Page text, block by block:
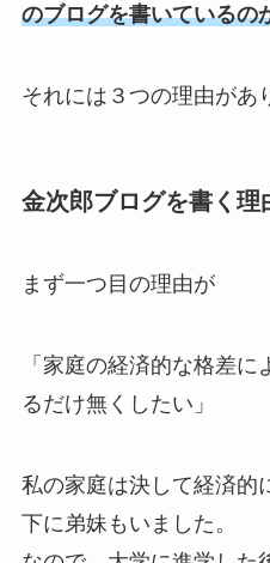
のブログを書いているの
それには３つの理由があ
金次郎ブログを書く
まず一つ目の理由が
「家庭の経済的な格差
るだけ無くしたい」
私の家庭は決して経済的
下に弟妹もいました。